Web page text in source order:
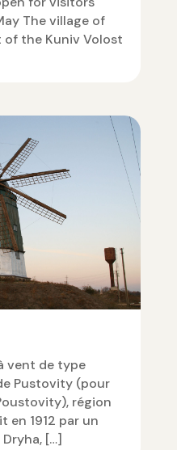
The village of
the Kuniv Volost
vent de type
Pustovity (pour
région
en 1912 par un
[…]